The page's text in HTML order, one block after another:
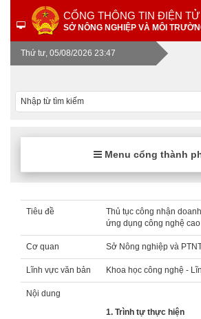
CỔNG THÔNG TIN ĐIỆN TỬ
SỞ NÔNG NGHIỆP VÀ MÔI
Thứ tư, 05/08/2026 23:47
Menu cổng thành
Tiêu đề
Thủ tục công nhận
ứng dụng công nghệ cao
Cơ quan Sở Nông nghiệp và
Lĩnh vực văn bản Khoa học công nghệ -
Nội dung
1. Trình tự thực hiện